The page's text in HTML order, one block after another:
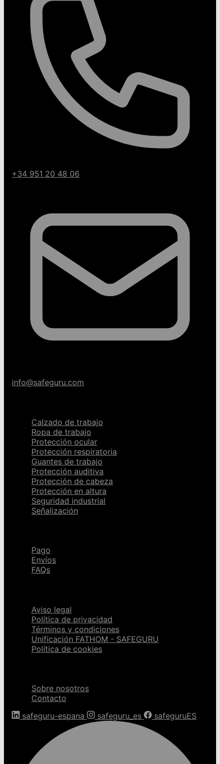
+34 951 20 48 06
info@safeguru.com
Calzado de trabajo
Ropa de trabajo
Protección ocular
Protección respiratoria
Guantes de trabajo
Protección auditiva
Protección de cabeza
Protección en altura
Seguridad industrial
Señalización
Pago
Envíos
FAQs
Aviso legal
Política de privacidad
Términos y condiciones
Unificación FATHOM - SAFEGURU
Política de cookies
Sobre nosotros
Contacto
safeguru-espana
safeguru_es safeguruES